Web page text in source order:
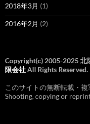
2018年3月 (1)
2016年2月 (2)
Copyright(c) 2005-2025 北
限会社All Rights Reserved.
このサイトの無断転載・複
Shooting, copying or